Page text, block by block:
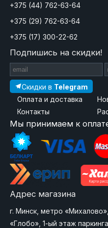
+375 (44) 762-63-64
+375 (29) 762-63-64
+375 (17) 300-22-62
Подпишись на скидки!
Скидки в Telegram
Оплата и доставка
Контакты
Мы принимаем к
Адрес магазина
г. Минск, метро
«Глобо», 1-ый этаж